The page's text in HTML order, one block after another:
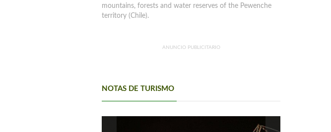
mountains, forests and water reserves of the Pewenche
territory (Chile).
ANUNCIO PUBLICITARIO
NOTAS DE TURISMO